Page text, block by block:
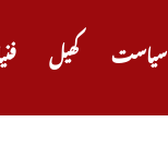
کھیل سیاست